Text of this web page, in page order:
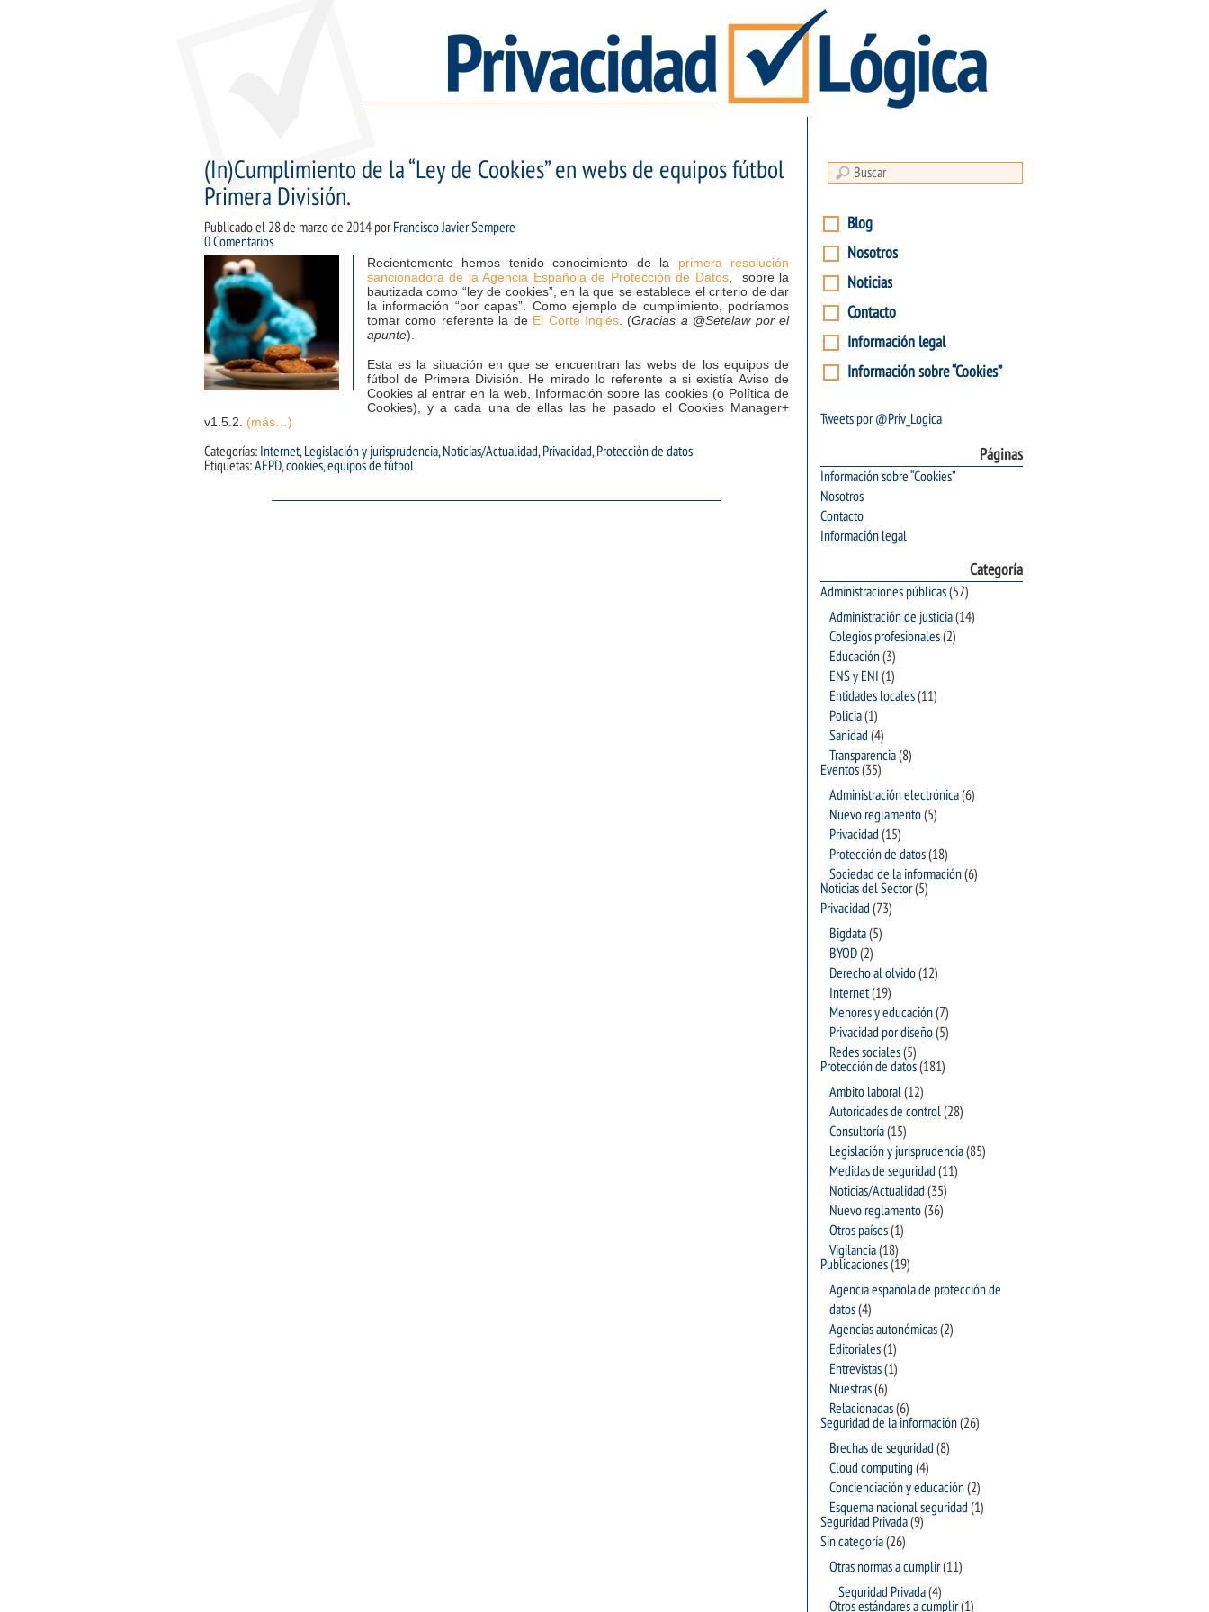
(In)Cumplimiento de la “Ley de Cookies” en webs de equipos fútbol
Primera División.
Publicado el 28 de marzo de 2014 porFrancisco Javier Sempere
0 Comentarios
Recientemente hemos tenido conocimiento de la primera resolución
sancionadora de la Agencia Española de Protección de Datos, sobre la
bautizada como “ley de cookies”, en la que se establece el criterio de dar
la información “por capas”. Como ejemplo de cumplimiento, podríamos
tomar como referente la de El Corte Inglés. (Gracias a @Setelaw por el
apunte).
Esta es la situación en que se encuentran las webs de los equipos de
fútbol de Primera División. He mirado lo referente a si existía Aviso de
Cookies al entrar en la web, Información sobre las cookies (o Política de
Cookies), y a cada una de ellas las he pasado el Cookies Manager+
v1.5.2. (más…)
Categorías: Internet, Legislación y jurisprudencia, Noticias/Actualidad, Privacidad, Protección de datos
Etiquetas:AEPD,cookies,equipos de fútbol
Blog
Nosotros
Noticias
Contacto
Información legal
Información sobre “Cookies”
Tweets por @Priv_Logica
Páginas
Información sobre “Cookies”
Nosotros
Contacto
Información legal
Categoría
Administraciones públicas(57)
Administración de justicia(14)
Colegios profesionales(2)
Educación(3)
ENS y ENI (1)
Entidades locales(11)
Policia(1)
Sanidad (4)
Transparencia(8)
Eventos(35)
Administración electrónica(6)
Nuevo reglamento(5)
Privacidad (15)
Protección de datos(18)
Sociedad de la información(6)
Noticias del Sector(5)
Privacidad (73)
Bigdata(5)
BYOD(2)
Derecho al olvido(12)
Internet(19)
Menores y educación(7)
Privacidad por diseño(5)
Redes sociales(5)
Protección de datos(181)
Ambito laboral(12)
Autoridades de control(28)
Consultoría(15)
Legislación y jurisprudencia(85)
Medidas de seguridad (11)
Noticias/Actualidad (35)
Nuevo reglamento(36)
Otros países(1)
Vigilancia(18)
Publicaciones(19)
Agencia española de protección de
datos(4)
Agencias autonómicas(2)
Editoriales(1)
Entrevistas(1)
Nuestras(6)
Relacionadas(6)
Seguridad de la información(26)
Brechas de seguridad (8)
Cloud computing (4)
Concienciación y educación(2)
Esquema nacional seguridad (1)
Seguridad Privada(9)
Sin categoría(26)
Otras normas a cumplir(11)
Seguridad Privada(4)
Otros estándares a cumplir(1)